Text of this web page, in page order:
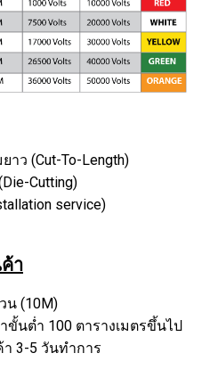
ว (Cut-To-Length)
Cutting)
service)
า
น (10M)
ขั้นต่ำ 100 ตารางเมตรขึ้นไป
า 3-5 วันทำการ